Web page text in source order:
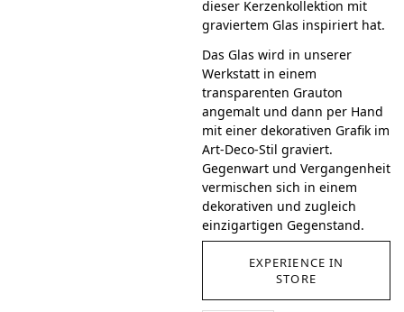
dieser Kerzenkollektion mit
graviertem Glas inspiriert hat.
Das Glas wird in unserer
Werkstatt in einem
transparenten Grauton
angemalt und dann per Hand
mit einer dekorativen Grafik im
Art-Deco-Stil graviert.
Gegenwart und Vergangenheit
vermischen sich in einem
dekorativen und zugleich
einzigartigen Gegenstand.
EXPERIENCE IN
STORE